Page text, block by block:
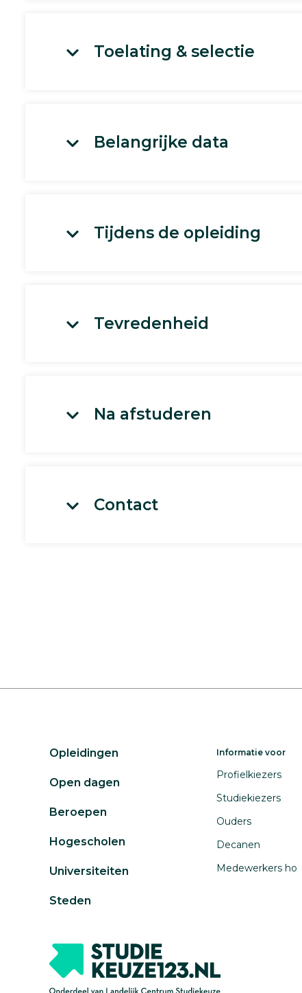
Toelating & selectie
Belangrijke data
Tijdens de opleiding
Tevredenheid
Na afstuderen
Contact
Opleidingen
Open dagen
Beroepen
Hogescholen
Universiteiten
Steden
Informatie voor
Profielkiezers
Studiekiezers
Ouders
Decanen
Medewerkers ho